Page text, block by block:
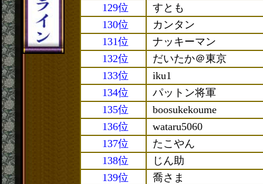
129位
すとも
130位
カンタン
131位
ナッキーマン
132位
だいたか＠東京
133位
iku1
134位
パットン将軍
135位
boosukekoume
136位
wataru5060
137位
たこやん
138位
じん助
139位
喬さま